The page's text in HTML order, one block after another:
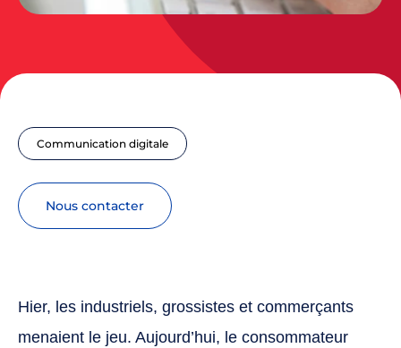
Communication digitale
nous contacter
Hier, les industriels, grossistes et commerçants
menaient le jeu. Aujourd’hui, le consommateur